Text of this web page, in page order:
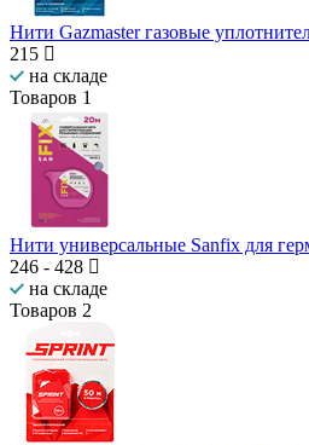
Нити Gazmaster газовые
215
на складе
Товаров 1
Нити универсальные Sanfix для
246 - 428
на складе
Товаров 2